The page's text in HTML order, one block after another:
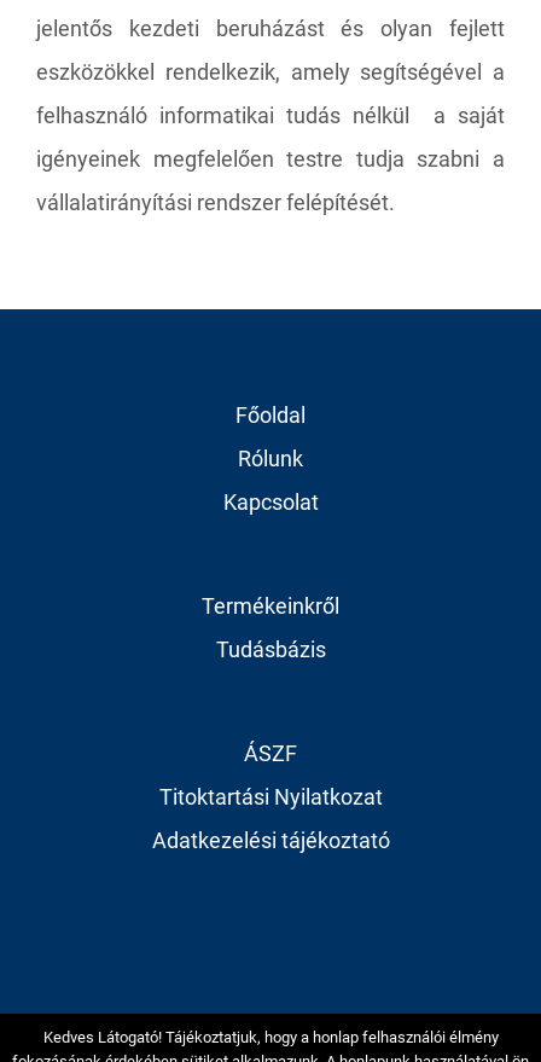
jelentős kezdeti beruházást és olyan fejlett
eszközökkel rendelkezik, amely segítségével a
felhasználó informatikai tudás nélkül a saját
igényeinek megfelelően testre tudja szabni a
vállalatirányítási rendszer felépítését.
Főoldal
Rólunk
Kapcsolat
Termékeinkről
Tudásbázis
ÁSZF
Titoktartási Nyilatkozat
Adatkezelési tájékoztató
Kedves Látogató! Tájékoztatjuk, hogy a honlap felhasználói élmény